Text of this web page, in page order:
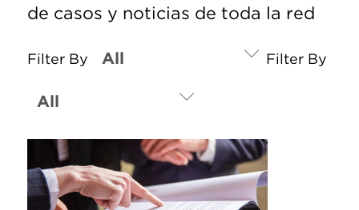
de casos y noticias de toda la red
Filter By Filter By